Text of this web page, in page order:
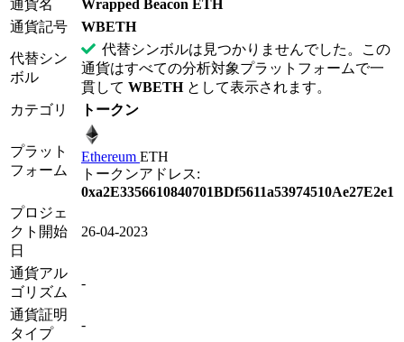
通貨名
Wrapped Beacon ETH
通貨記号
WBETH
代替シン
ボル
代替シンボルは見つかりませんでした。この
通貨はすべての分析対象プラットフォームで一
貫して WBETHとして表示されます。
カテゴリ
トークン
プラット
フォーム
Ethereum ETH
トークンアドレス:
0xa2E3356610840701BDf5611a53974510Ae27E2e1
プロジェ
クト開始
日
26-04-2023
通貨アル
ゴリズム
-
通貨証明
タイプ
-